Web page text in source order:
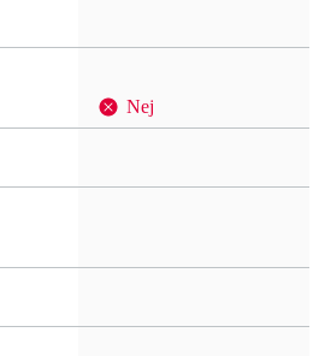
Nej